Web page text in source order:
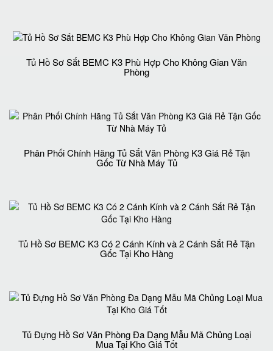
Tủ Hồ Sơ Sắt BEMC K3 Phù Hợp Cho Không Gian Văn
Phòng
Phân Phối Chính Hãng Tủ Sắt Văn Phòng K3 Giá Rẻ Tận
Gốc Từ Nhà Máy Tủ
Tủ Hồ Sơ BEMC K3 Có 2 Cánh Kính và 2 Cánh Sắt Rẻ Tận
Gốc Tại Kho Hàng
Tủ Đựng Hồ Sơ Văn Phòng Đa Dạng Mẫu Mã Chủng Loại
Mua Tại Kho Giá Tốt